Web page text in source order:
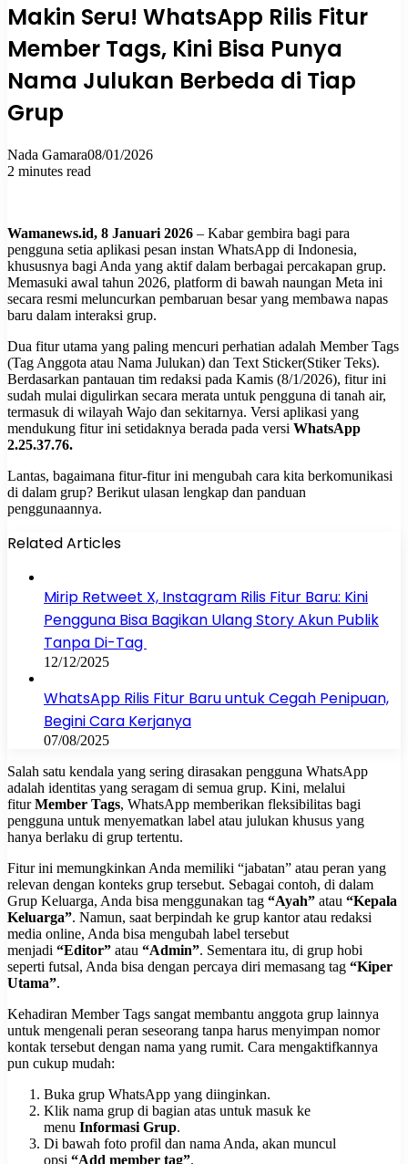
Makin Seru! WhatsApp Rilis Fitur
Member Tags, Kini Bisa Punya
Nama Julukan Berbeda di Tiap
Grup
Nada Gamara08/01/2026
2 minutes read
Wamanews.id, 8 Januari 2026 – Kabar gembira bagi para
pengguna setia aplikasi pesan instan WhatsApp di Indonesia,
khususnya bagi Anda yang aktif dalam berbagai percakapan grup.
Memasuki awal tahun 2026, platform di bawah naungan Meta ini
secara resmi meluncurkan pembaruan besar yang membawa napas
baru dalam interaksi grup.
Dua fitur utama yang paling mencuri perhatian adalah Member Tags
(Tag Anggota atau Nama Julukan) dan Text Sticker(Stiker Teks).
Berdasarkan pantauan tim redaksi pada Kamis (8/1/2026), fitur ini
sudah mulai digulirkan secara merata untuk pengguna di tanah air,
termasuk di wilayah Wajo dan sekitarnya. Versi aplikasi yang
mendukung fitur ini setidaknya berada pada versi WhatsApp
2.25.37.76.
Lantas, bagaimana fitur-fitur ini mengubah cara kita berkomunikasi
di dalam grup? Berikut ulasan lengkap dan panduan
penggunaannya.
Related Articles
Mirip Retweet X, Instagram Rilis Fitur Baru: Kini
Pengguna Bisa Bagikan Ulang Story Akun Publik
Tanpa Di-Tag
12/12/2025
WhatsApp Rilis Fitur Baru untuk Cegah Penipuan,
Begini Cara Kerjanya
07/08/2025
Salah satu kendala yang sering dirasakan pengguna WhatsApp
adalah identitas yang seragam di semua grup. Kini, melalui
fiturMember Tags, WhatsApp memberikan fleksibilitas bagi
pengguna untuk menyematkan label atau julukan khusus yang
hanya berlaku di grup tertentu.
Fitur ini memungkinkan Anda memiliki “jabatan” atau peran yang
relevan dengan konteks grup tersebut. Sebagai contoh, di dalam
Grup Keluarga, Anda bisa menggunakan tag “Ayah” atau “Kepala
Keluarga”. Namun, saat berpindah ke grup kantor atau redaksi
media online, Anda bisa mengubah label tersebut
menjadi “Editor” atau “Admin”. Sementara itu, di grup hobi
seperti futsal, Anda bisa dengan percaya diri memasang tag “Kiper
Utama”.
Kehadiran Member Tags sangat membantu anggota grup lainnya
untuk mengenali peran seseorang tanpa harus menyimpan nomor
kontak tersebut dengan nama yang rumit. Cara mengaktifkannya
pun cukup mudah:
Buka grup WhatsApp yang diinginkan.
Klik nama grup di bagian atas untuk masuk ke
menu Informasi Grup.
Di bawah foto profil dan nama Anda, akan muncul
opsi “Add member tag”.